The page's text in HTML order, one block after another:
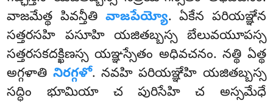
వాజమేత్థ పివన్తీతి వాజపేయ్యో. ఏకేన పరియఞ్ఞేన
సత్తరసహి పసూహి యజితబ్బస్స బేలువయూపస్స
సత్తరసకదక్ఖిణస్స యఞ్ఞస్సేతం అధివచనం. నత్థి ఏత్థ
అగ్గళాతి నిరగ్గళో. నవహి పరియఞ్ఞేహి యజితబ్బస్స
సద్ధిం భూమియా చ పురిసేహి చ అస్సమేధే